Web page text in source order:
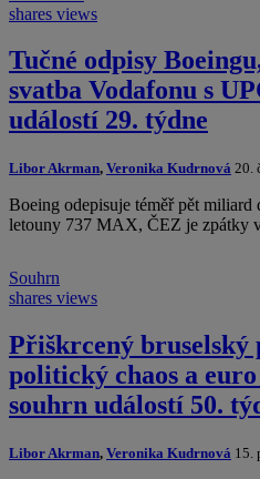
shares views
Tučné odpisy
svatba Vodafonu s
událostí 29. týdne
Libor Akrman, Veronika Kudrnová 20.
Boeing odepisuje téměř pět
letouny 737 MAX, ČEZ je zpátky
Souhrn
shares views
Přiškrcený bruselský
politický chaos a
souhrn událostí 50.
Libor Akrman, Veronika Kudrnová 15.